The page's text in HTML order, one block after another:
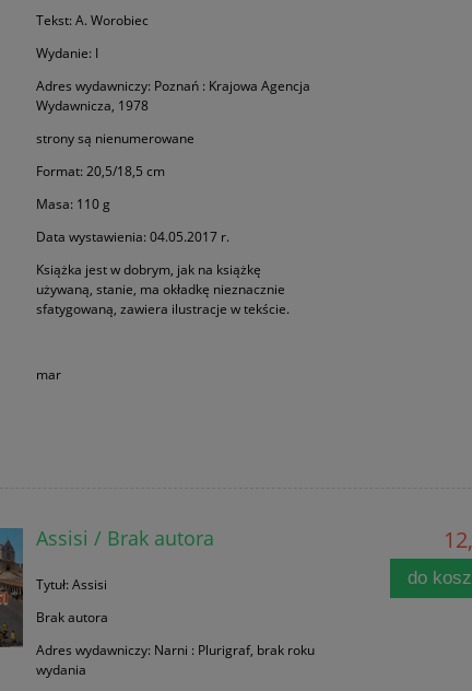
Tekst: A. Worobiec
Wydanie: I
Adres wydawniczy: Poznań : Krajowa Agencja
Wydawnicza, 1978
strony są nienumerowane
Format: 20,5/18,5 cm
Masa: 110 g
Data wystawienia: 04.05.2017 r.
Książka jest w dobrym, jak na książkę
używaną, stanie, ma okładkę nieznacznie
sfatygowaną, zawiera ilustracje w tekście.
mar
Assisi / Brak autora
Tytuł: Assisi
Brak autora
Adres wydawniczy: Narni : Plurigraf, brak roku
wydania
do